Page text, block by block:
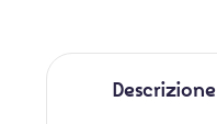
Descrizione